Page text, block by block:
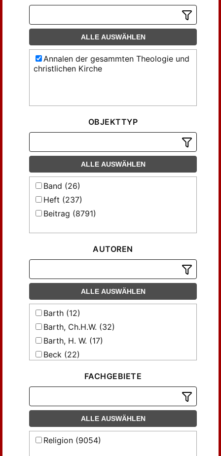
ALLE AUSWÄHLEN
Annalen der gesammten Theologie und
christlichen Kirche
OBJEKTTYP
ALLE AUSWÄHLEN
Band (26)
Heft (237)
Beitrag (8791)
AUTOREN
ALLE AUSWÄHLEN
Barth (12)
Barth, Ch.H.W. (32)
Barth, H. W. (17)
Beck (22)
Blasche, B. H. (8)
Brockhausen, Rudolf (84)
Böhme (60)
Böhme, C.F. (18)
FACHGEBIETE
ALLE AUSWÄHLEN
Religion (9054)